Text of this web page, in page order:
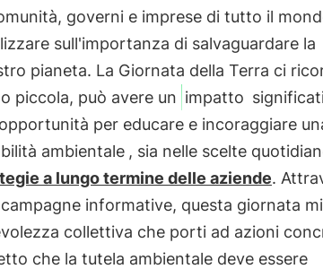
governi e imprese di tutto il
sull'importanza di salvaguardare la
pianeta. La Giornata della Terra ci
piccola, può avere un impatto
per educare e incoraggiare
ambientale , sia nelle scelte
a lungo termine delle aziende.
informative, questa giornata
collettiva che porti ad azioni
che la tutela ambientale deve essere